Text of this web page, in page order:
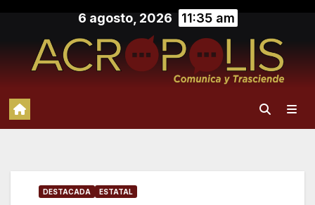
contenido
6 agosto, 2026 11:35 am
DESTACADA ESTATAL